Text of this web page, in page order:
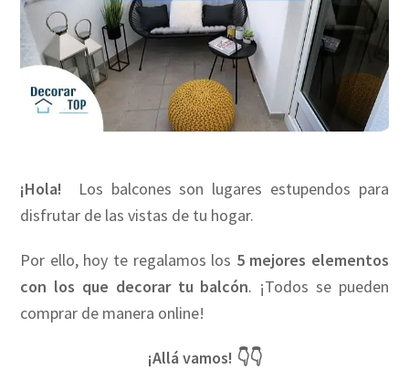
¡Hola! Los balcones son lugares estupendos para
disfrutar de las vistas de tu hogar.
Por ello, hoy te regalamos los 5 mejores elementos
con los que decorar tu balcón. ¡Todos se pueden
comprar de manera online!
¡Allá vamos! 👇👇